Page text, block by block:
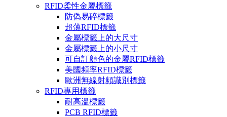
RFID柔性金屬標籤
防偽易碎標籤
超薄RFID標籤
金屬標籤上的大尺寸
金屬標籤上的小尺寸
可自訂顏色的金屬RFID標籤
美國頻率RFID標籤
歐洲無線射頻識別標籤
RFID專用標籤
耐高溫標籤
PCB RFID標籤